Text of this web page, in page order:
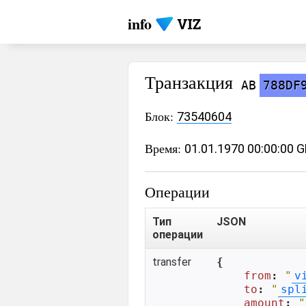
info
Транзакция AB
Блок: 73540604
Время: 01.01.1970 00:00:00
Операции
Тип
операции
JSON
transfer
{
from : "
to : "
amount :